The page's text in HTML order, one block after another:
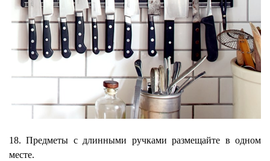
18. Предметы с длинными ручками размещайте в одном
месте.